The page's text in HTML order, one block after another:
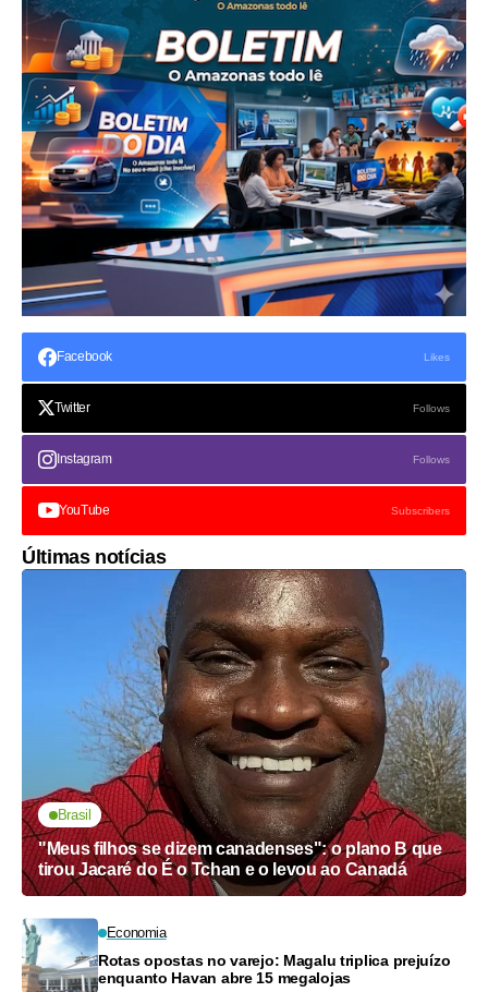
Facebook Likes
Twitter Follows
Instagram Follows
YouTube Subscribers
Últimas notícias
Brasil
"Meus filhos se dizem canadenses": o plano B que
tirou Jacaré do É o Tchan e o levou ao Canadá
Economia
Rotas opostas no varejo: Magalu triplica prejuízo
enquanto Havan abre 15 megalojas